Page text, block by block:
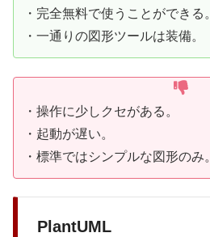
・完全無料で使うことができる。
・一通りの図形ツールは装備。
・操作に少しクセがある。
・起動が遅い。
・標準ではシンプルな図形のみ。
PlantUML